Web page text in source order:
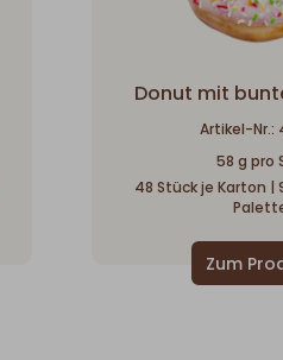
Donut mit
Artikel-Nr.:
58 g pro
48 Stück je Karton |